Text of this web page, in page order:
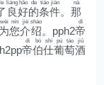
le
良
liáng
好
hǎo
的
de
条
tiáo
件
jiàn
。那
nà
为
wèi
您
nín
介
jiè
绍
shào
。pph2帝
dì
h2pp帝
dì
伯
bó
仕
shì
葡
pú
萄
táo
酒
jiǔ